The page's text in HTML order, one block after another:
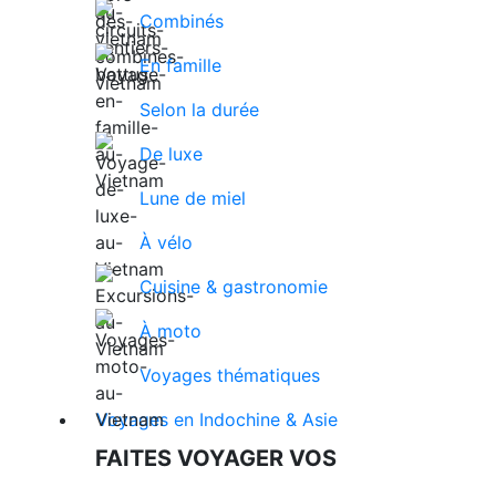
Combinés
En famille
Selon la durée
De luxe
Lune de miel
À vélo
Cuisine & gastronomie
À moto
Voyages thématiques
Voyages en Indochine & Asie
FAITES VOYAGER VOS